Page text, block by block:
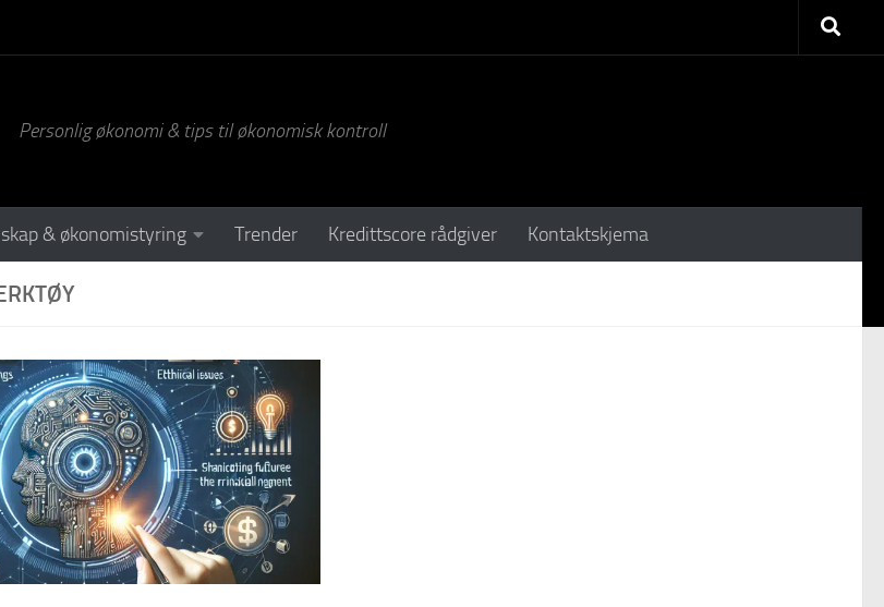
Personlig økonomi & tips til økonomisk kontroll
& økonomistyring Trender Kredittscore rådgiver Kontaktskjema